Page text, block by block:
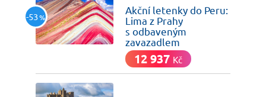
-53%
Akční letenky do Peru:
Lima z Prahy
s odbaveným
zavazadlem
12 937 Kč